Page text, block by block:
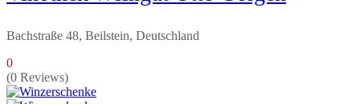
Bachstraße 48, Beilstein, Deutschland
0
(0 Reviews)